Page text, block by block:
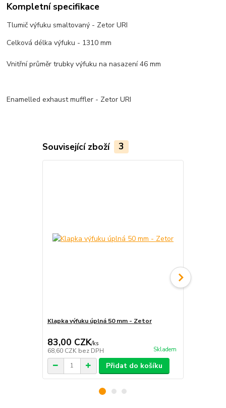
Kompletní specifikace
Tlumič výfuku smaltovaný - Zetor URI
Celková délka výfuku - 1310 mm
Vnitřní průměr trubky výfuku na nasazení 46 mm
Enamelled exhaust muffler - Zetor URI
Související zboží 3
Klapka výfuku úplná 50 mm - Zetor
83,00 CZK/ks
68,60 CZK bez DPH Skladem
Přidat do košíku